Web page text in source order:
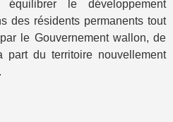
le développement
des résidents permanents tout
le Gouvernement wallon, de
part du territoire nouvellement